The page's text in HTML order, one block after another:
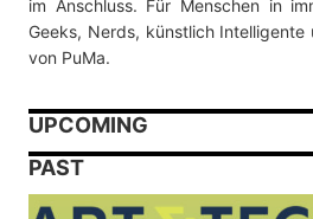
im Anschluss. Für Menschen in
Geeks, Nerds, künstlich
von PuMa.
UPCOMING
PAST